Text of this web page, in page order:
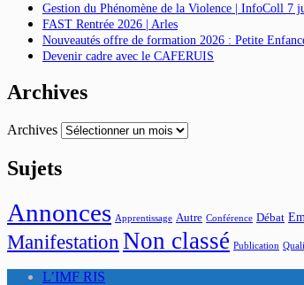
Gestion du Phénomène de la Violence | InfoColl 7
FAST Rentrée 2026 | Arles
Nouveautés offre de formation 2026 : Petite
Devenir cadre avec le CAFERUIS
Archives
Archives
Sujets
Annonces Apprentissage Autre Conférence Débat
Manifestation Non classé Publication
L’IMF RIS